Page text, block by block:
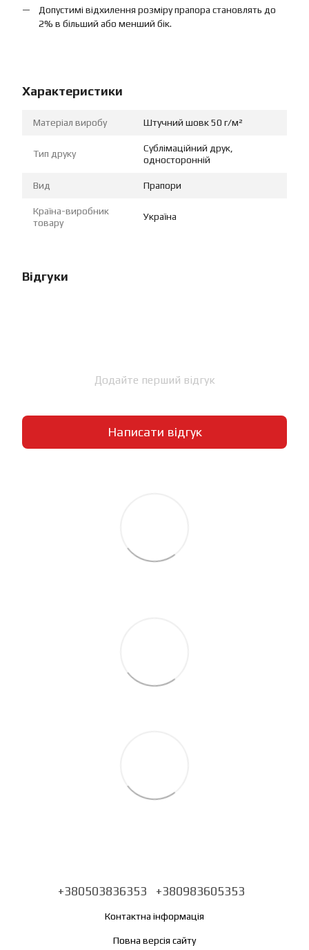
Допустимі відхилення розміру прапора становлять до
2% в більший або менший бік.
Характеристики
Матеріал виробу Штучний шовк 50 г/м²
Тип друку
Сублімаційний друк,
односторонній
Вид Прапори
Країна-виробник
товару
Україна
Відгуки
Додайте перший відгук
Написати відгук
+380503836353 +380983605353
Контактна інформація
Повна версія сайту